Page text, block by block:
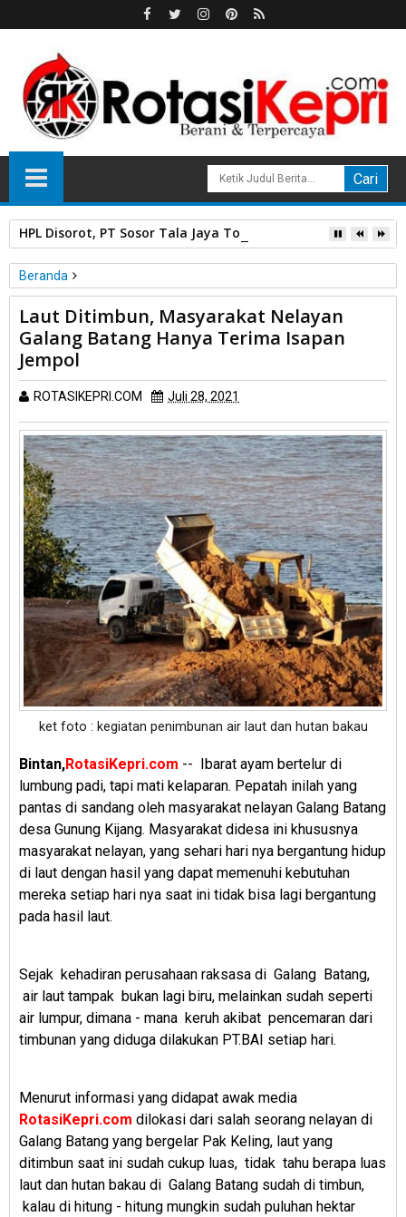
HPL Disorot, PT Sosor Tala Jaya Tolak Perluasan Kampung
Beranda
Kab. Bintan
Peristiwa
Laut Ditimbun, Masyarakat Nelayan Galang Batang Hanya
Terima Isapan Jempol
Laut Ditimbun, Masyarakat Nelayan
Galang Batang Hanya Terima Isapan
Jempol
ROTASIKEPRI.COM Juli 28, 2021
ket foto : kegiatan penimbunan air laut dan hutan bakau
Bintan,RotasiKepri.com -- Ibarat ayam bertelur di
lumbung padi, tapi mati kelaparan. Pepatah inilah yang
pantas di sandang oleh masyarakat nelayan Galang Batang
desa Gunung Kijang. Masyarakat didesa ini khususnya
masyarakat nelayan, yang sehari hari nya bergantung hidup
di laut dengan hasil yang dapat memenuhi kebutuhan
mereka setiap hari nya saat ini tidak bisa lagi bergantung
pada hasil laut.
Sejak kehadiran perusahaan raksasa di Galang Batang,
air laut tampak bukan lagi biru, melainkan sudah seperti
air lumpur, dimana - mana keruh akibat pencemaran dari
timbunan yang diduga dilakukan PT.BAI setiap hari.
Menurut informasi yang didapat awak media
RotasiKepri.com dilokasi dari salah seorang nelayan di
Galang Batang yang bergelar Pak Keling, laut yang
ditimbun saat ini sudah cukup luas, tidak tahu berapa luas
laut dan hutan bakau di Galang Batang sudah di timbun,
kalau di hitung - hitung mungkin sudah puluhan hektar